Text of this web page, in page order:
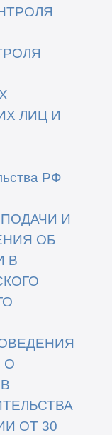
ЛИЦ И
РФ
ПОДАЧИ И
ОБ
В
О
ОТ 30